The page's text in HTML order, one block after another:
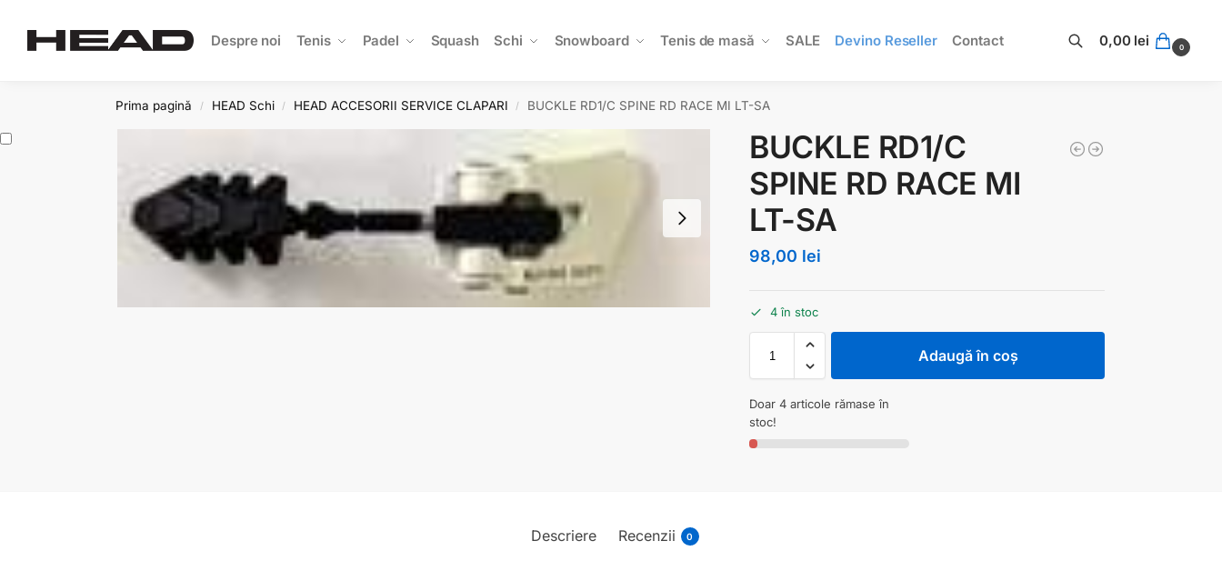
Despre noi Tenis Padel Squash Schi Snowboard Tenis de masă SALE Devino Reseller Contact
Search
0,00 lei 0
Prima pagină / HEAD Schi / HEAD ACCESORII SERVICE CLAPARI / BUCKLE RD1/C SPINE RD RACE MI LT-SA
BUCKLE RD1/C
SPINE RD RACE MI
LT-SA
98,00 lei
4 în stoc
Adaugă în coș
Doar 4 articole rămase în
stoc!
Descriere Recenzii 0